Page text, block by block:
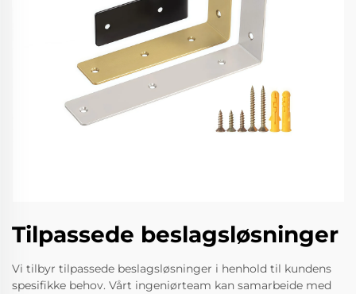
Tilpassede beslagsløsninger
Vi tilbyr tilpassede beslagsløsninger i henhold til kundens
spesifikke behov. Vårt ingeniørteam kan samarbeide med